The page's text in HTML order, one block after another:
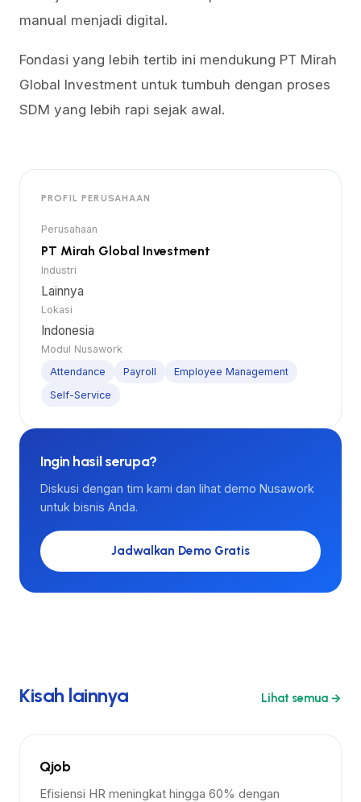
manual menjadi digital.
Fondasi yang lebih tertib ini mendukung PT Mirah
Global Investment untuk tumbuh dengan proses
SDM yang lebih rapi sejak awal.
PROFIL PERUSAHAAN
Perusahaan
PT Mirah Global Investment
Industri
Lainnya
Lokasi
Indonesia
Modul Nusawork
Attendance
Payroll
Employee Management
Self-Service
Ingin hasil serupa?
Diskusi dengan tim kami dan lihat demo Nusawork
untuk bisnis Anda.
Jadwalkan Demo Gratis
Kisah lainnya Lihat semua →
Qjob
Efisiensi HR meningkat hingga 60% dengan